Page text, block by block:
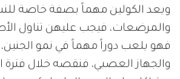
ويعد الكولين مهماً بصفة خاصة
والمرضعات، فيجب عليهن تناول
فهو يلعب دوراً مهماً في نمو
والجهاز العصبي، فنقصه خلال